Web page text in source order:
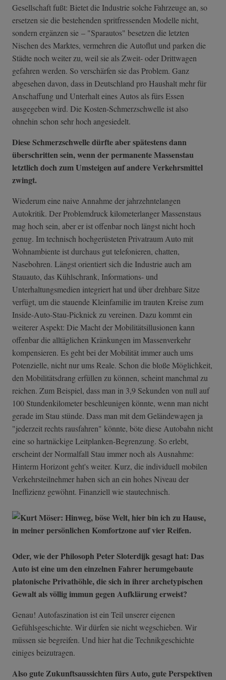
Gesellschaft fußt: Bietet die Industrie solche Fahrzeuge an, so
ersetzen sie die bestehenden spritfressenden Modelle nicht,
sondern ergänzen sie – "Sparautos" besetzen die letzten
Nischen des Marktes, vermehren die Autoflut und parken die
Städte noch weiter zu, weil sie als Zweit- oder Drittwagen
gefahren werden. So verschärfen sie das Problem. Ganz
abgesehen davon, dass in Deutschland pro Haushalt mehr für
Anschaffung und Unterhalt eines Autos als fürs Essen
ausgegeben wird. Die Kosten-Schmerzschwelle ist also
ohnehin schon sehr hoch angesiedelt.
Diese Schmerzschwelle dürfte aber spätestens dann
überschritten sein, wenn der permanente Massenstau
letztlich doch zum Umsteigen auf andere Verkehrsmittel
zwingt.
Wiederum eine naive Annahme der jahrzehntelangen
Autokritik. Der Problemdruck kilometerlanger Massenstaus
mag hoch sein, aber er ist offenbar noch längst nicht hoch
genug. Im technisch hochgerüsteten Privatraum Auto mit
Wohnambiente ist durchaus gut telefonieren, chatten,
Nasebohren. Längst orientiert sich die Industrie auch am
Stauauto, das Kühlschrank, Informations- und
Unterhaltungsmedien integriert hat und über drehbare Sitze
verfügt, um die stauende Kleinfamilie im trauten Kreise zum
Inside-Auto-Stau-Picknick zu vereinen. Dazu kommt ein
weiterer Aspekt: Die Macht der Mobilitätsillusionen kann
offenbar die alltäglichen Kränkungen im Massenverkehr
kompensieren. Es geht bei der Mobilität immer auch ums
Potenzielle, nicht nur ums Reale. Schon die bloße Möglichkeit,
den Mobilitätsdrang erfüllen zu können, scheint manchmal zu
reichen. Zum Beispiel, dass man in 3,9 Sekunden von null auf
100 Stundenkilometer beschleunigen könnte, wenn man nicht
gerade im Stau stünde. Dass man mit dem Geländewagen ja
"jederzeit rechts rausfahren" könnte, böte diese Autobahn nicht
eine so hartnäckige Leitplanken-Begrenzung. So erlebt,
erscheint der Normalfall Stau immer noch als Ausnahme:
Hinterm Horizont geht's weiter. Kurz, die individuell mobilen
Verkehrsteilnehmer haben sich an ein hohes Niveau der
Ineffizienz gewöhnt. Finanziell wie stautechnisch.
Oder, wie der Philosoph Peter Sloterdijk gesagt hat: Das
Auto ist eine um den einzelnen Fahrer herumgebaute
platonische Privathöhle, die sich in ihrer archetypischen
Gewalt als völlig immun gegen Aufklärung erweist?
Genau! Autofaszination ist ein Teil unserer eigenen
Gefühlsgeschichte. Wir dürfen sie nicht wegschieben. Wir
müssen sie begreifen. Und hier hat die Technikgeschichte
einiges beizutragen.
Also gute Zukunftsaussichten fürs Auto, gute Perspektiven